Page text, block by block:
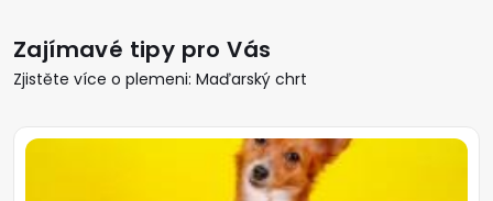
Zajímavé tipy pro Vás
Zjistěte více o plemeni: Maďarský chrt